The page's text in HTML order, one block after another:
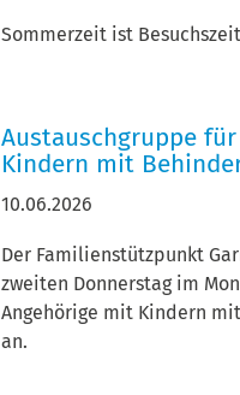
Sommerzeit ist
Austauschgruppe
Kindern mit
10.06.2026
Der Familienstützpunkt
zweiten Donnerstag im
Angehörige mit Kindern
an.